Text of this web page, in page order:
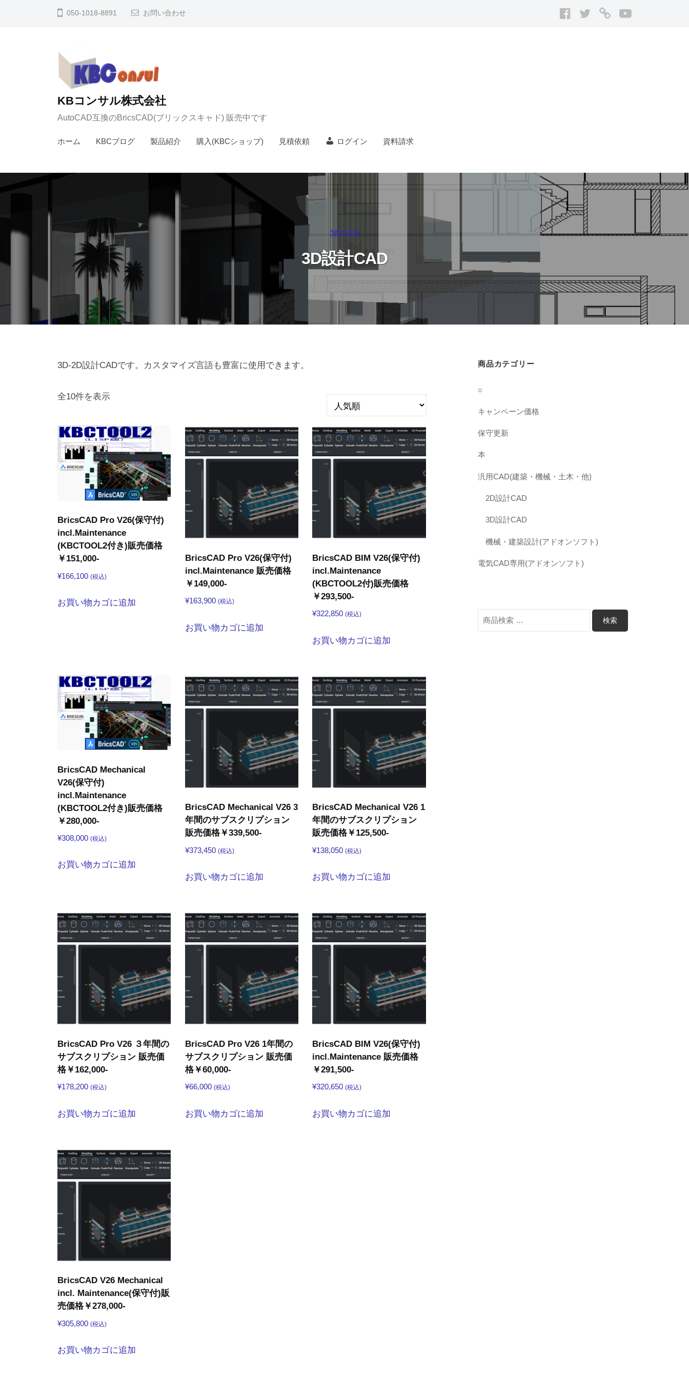
050-1018-8891 お問い合わせ Facebook
Twitterは
Youtube
KBコンサル株式会社
AutoCAD互換のBricsCAD(ブリックスキャド) 販売中です
ホーム KBCブログ 製品紹介 購入(KBCショップ) 見積依頼 ログイン 資料請求
3DCAD
3D設計CAD
3D
設
CAD
2020
5
日
by
3D-2D設計CADです。カスタマイズ言語も豊富に使用できます。
全10件を表示人
順
BricsCAD Pro V26(保守付)
incl.Maintenance
(KBCTOOL2付き)販売価格
￥151,000-
¥166,100 (税込)
お買い物カゴに追加
BricsCAD Pro V26(保守付)
incl.Maintenance 販売価格
￥149,000-
¥163,900 (税込)
お買い物カゴに追加
BricsCAD BIM V26(保守付)
incl.Maintenance
(KBCTOOL2付)販売価格
￥293,500-
¥322,850 (税込)
お買い物カゴに追加
BricsCAD Mechanical
V26(保守付)
incl.Maintenance
(KBCTOOL2付き)販売価格
￥280,000-
¥308,000 (税込)
お買い物カゴに追加
BricsCAD Mechanical V26 3
年間のサブスクリプション
販売価格￥339,500-
¥373,450 (税込)
お買い物カゴに追加
BricsCAD Mechanical V26 1
年間のサブスクリプション
販売価格￥125,500-
¥138,050 (税込)
お買い物カゴに追加
BricsCAD Pro V26 ３年間の
サブスクリプション 販売価
格￥162,000-
¥178,200 (税込)
お買い物カゴに追加
BricsCAD Pro V26 1年間の
サブスクリプション 販売価
格￥60,000-
¥66,000 (税込)
お買い物カゴに追加
BricsCAD BIM V26(保守付)
incl.Maintenance 販売価格
￥291,500-
¥320,650 (税込)
お買い物カゴに追加
BricsCAD V26 Mechanical
incl. Maintenance(保守付)販
売価格￥278,000-
¥305,800 (税込)
お買い物カゴに追加
商品カテゴリー
○
キャンペーン価格
保守更新
本
汎用CAD(建築・機械・土木・他)
2D設計CAD
3D設計CAD
機械・建築設計(アドオンソフト)
電気CAD専用(アドオンソフト)
検
索
検索